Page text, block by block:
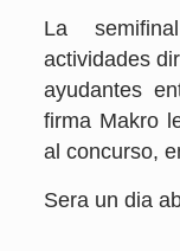
La
actividades
ayudantes
firma Makro
al concurso,
Sera un dia